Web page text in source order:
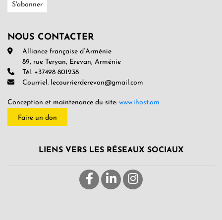
NOUS CONTACTER
Alliance française d’Arménie
89, rue Teryan, Erevan, Arménie
Tél. +37498 801238
Courriel. lecourrierderevan@gmail.com
Conception et maintenance du site: www.ihost.am
Faire un don
LIENS VERS LES RÉSEAUX SOCIAUX